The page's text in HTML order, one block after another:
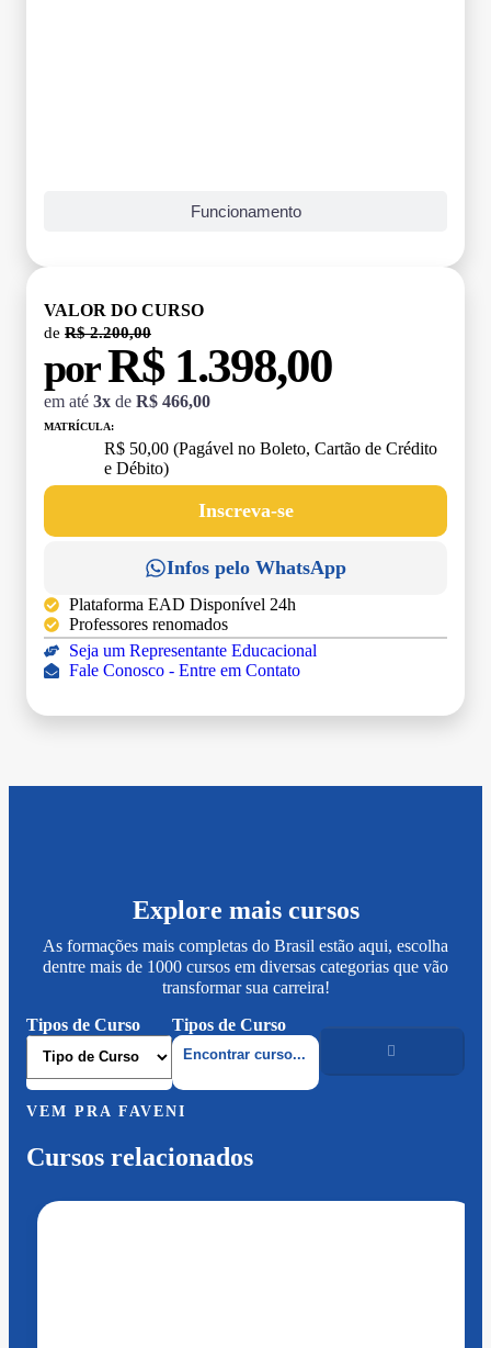
Funcionamento
VALOR DO CURSO
de R$ 2.200,00
porR$ 1.398,00
em até 3x de R$ 466,00
MATRÍCULA:
R$ 50,00 (Pagável no Boleto, Cartão de Crédito
e Débito)
Inscreva-se
Infos pelo WhatsApp
Plataforma EAD Disponível 24h
Professores renomados
Seja um Representante Educacional
Fale Conosco - Entre em Contato
Explore mais cursos
As formações mais completas do Brasil estão aqui, escolha
dentre mais de 1000 cursos em diversas categorias que vão
transformar sua carreira!
Tipos de Curso
Tipos de Curso
VEM PRA FAVENI
Cursos relacionados